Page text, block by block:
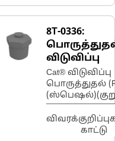
8T-0336:
விடுவிப்பு
Cat® விடுவிப்பு
பொருத்துதல்
காட்டு